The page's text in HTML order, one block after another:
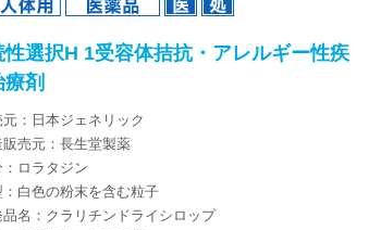
性選択H 1受容体拮抗・アレルギー性疾
剤
：日本ジェネリック
販売元：長生堂製薬
：ロラタジン
：白色の粉末を含む粒子
品名：クラリチンドライシロップ